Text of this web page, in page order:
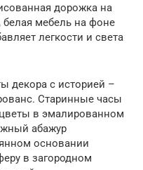
дорожка на
мебель на фоне
легкости и света
декора с историей –
Старинные часы
в эмалированном
абажур
основании
в загородном